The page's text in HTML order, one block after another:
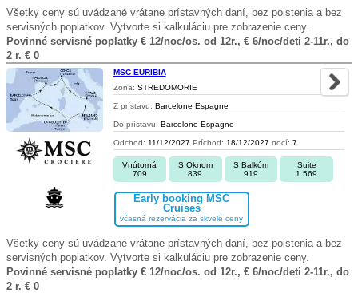
Všetky ceny sú uvádzané vrátane prístavných daní, bez poistenia a bez
servisných poplatkov. Vytvorte si kalkuláciu pre zobrazenie ceny.
Povinné servisné poplatky € 12/noc/os. od 12r., € 6/noc/deti 2-11r., do
2 r. € 0
MSC EURIBIA
Zona: STREDOMORIE
Z prístavu: Barcelone Espagne
Do prístavu: Barcelone Espagne
Odchod: 11/12/2027 Príchod: 18/12/2027 nocí: 7
Vnútorná
709
S Oknom
839
S Balkóm
919
Suite
1.569
Early booking MSC
Cruises
včasná rezervácia za skvelé ceny
Všetky ceny sú uvádzané vrátane prístavných daní, bez poistenia a bez
servisných poplatkov. Vytvorte si kalkuláciu pre zobrazenie ceny.
Povinné servisné poplatky € 12/noc/os. od 12r., € 6/noc/deti 2-11r., do
2 r. € 0